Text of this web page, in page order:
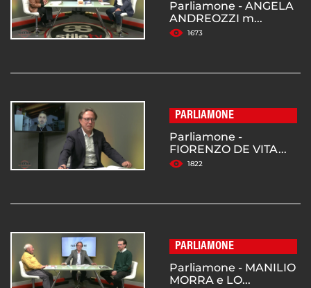
Parliamone - ANGELA
ANDREOZZI m...
1673
PARLIAMONE
Parliamone -
FIORENZO DE VITA...
1822
PARLIAMONE
Parliamone - MANILIO
MORRA e LO...